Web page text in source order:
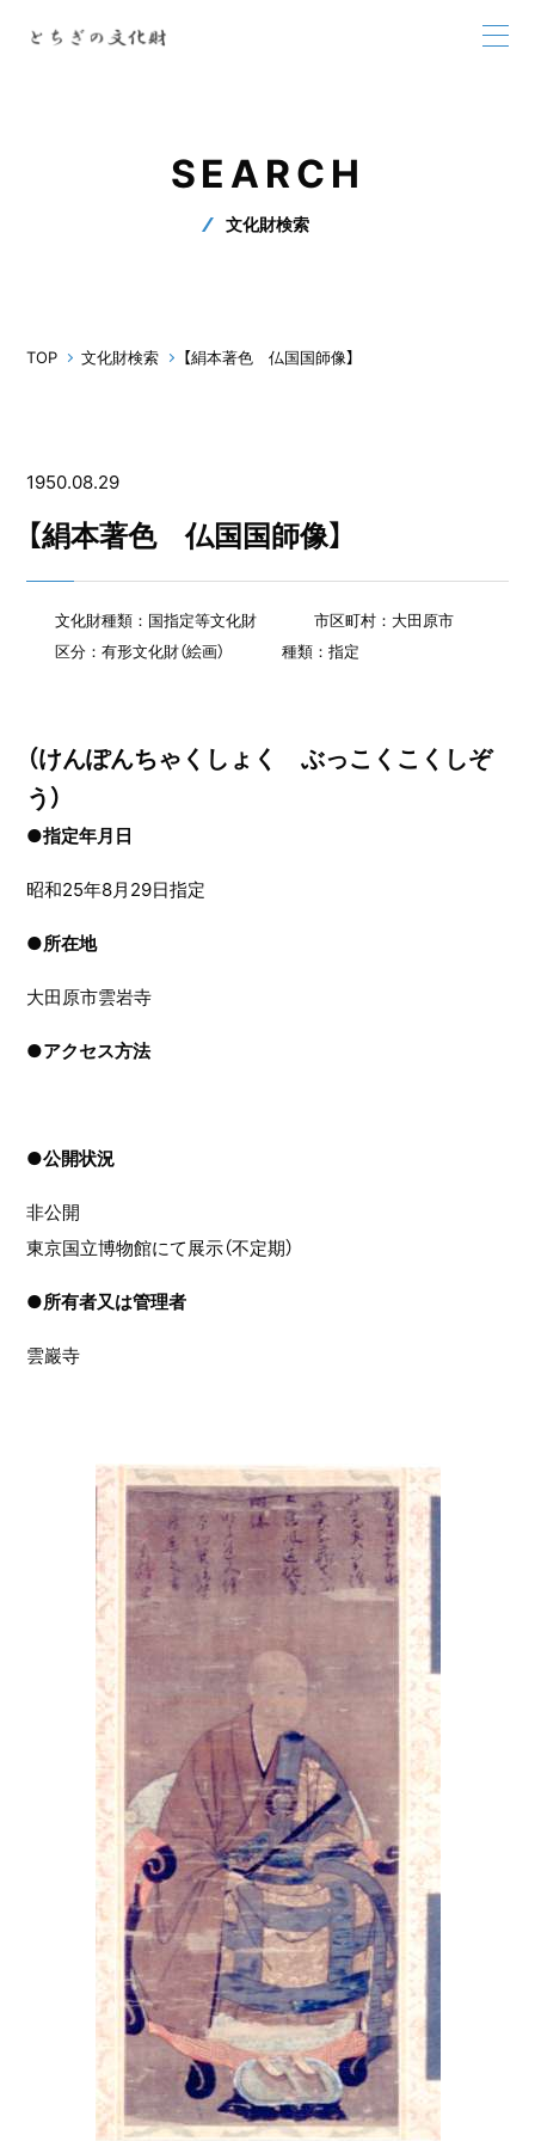
SEARCH
文化財検索
TOP 文化財検索 【絹本著色 仏国国師像】
1950.08.29
【絹本著色 仏国国師像】
文化財種類：国指定等文化財
市区町村：大田原市
区分：有形文化財（絵画）
種類：指定
（けんぽんちゃくしょく ぶっこくこくしぞ
う）
●指定年月日
昭和25年8月29日指定
●所在地
大田原市雲岩寺
●アクセス方法
●公開状況
非公開
東京国立博物館にて展示（不定期）
●所有者又は管理者
雲巖寺